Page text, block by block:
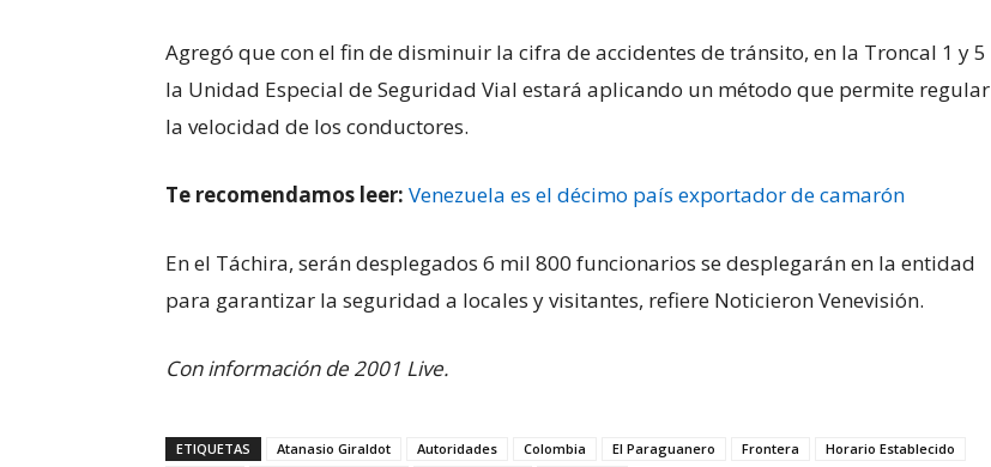
Agregó que con el fin de disminuir la cifra de accidentes de tránsito, en la Troncal 1 y 5
la Unidad Especial de Seguridad Vial estará aplicando un método que permite regular
la velocidad de los conductores.
Te recomendamos leer: Venezuela es el décimo país exportador de camarón
En el Táchira, serán desplegados 6 mil 800 funcionarios se desplegarán en la entidad
para garantizar la seguridad a locales y visitantes, refiere Noticieron Venevisión.
Con información de 2001 Live.
ETIQUETAS Atanasio Giraldot Autoridades Colombia El Paraguanero Frontera
Horario Establecido